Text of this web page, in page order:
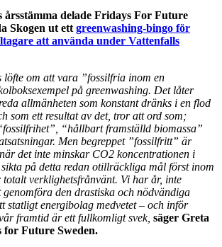
delade Fridays For Future
Skogen ut ett greenwashing-bingo för
att använda under Vattenfalls
löfte om att vara ”fossilfria inom en
på greenwashing. Det låter
allmänheten som konstant dränks i en flod
som ett resultat av det, tror att ord som;
“hållbart framställd biomassa”
Men begreppet ”fossilfritt” är
det inte minskar CO2 koncentrationen i
på detta redan otillräckliga mål först inom
verklighetsfrånvänt. Vi har år, inte
genomföra den drastiska och nödvändiga
statligt energibolag medvetet – och inför
framtid är ett fullkomligt svek, säger Greta
Future Sweden.